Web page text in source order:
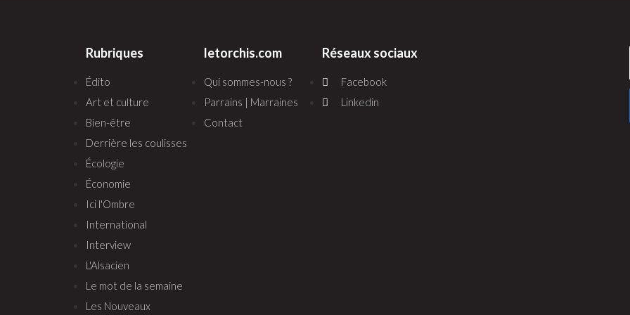
Rubriques
Édito
Art et culture
Bien-être
Derrière les coulisses
Écologie
Économie
Ici l'Ombre
International
Interview
L'Alsacien
Le mot de la semaine
Les Nouveaux
letorchis.com
Qui sommes-nous ?
Parrains | Marraines
Contact
Réseaux sociaux
Facebook
Linkedin